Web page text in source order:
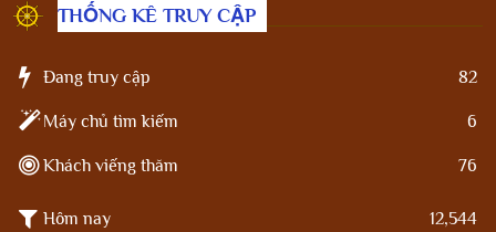
THỐNG KÊ TRUY CẬP
Đang truy cập 82
Máy chủ tìm kiếm 6
Khách viếng thăm 76
Hôm nay 12,544